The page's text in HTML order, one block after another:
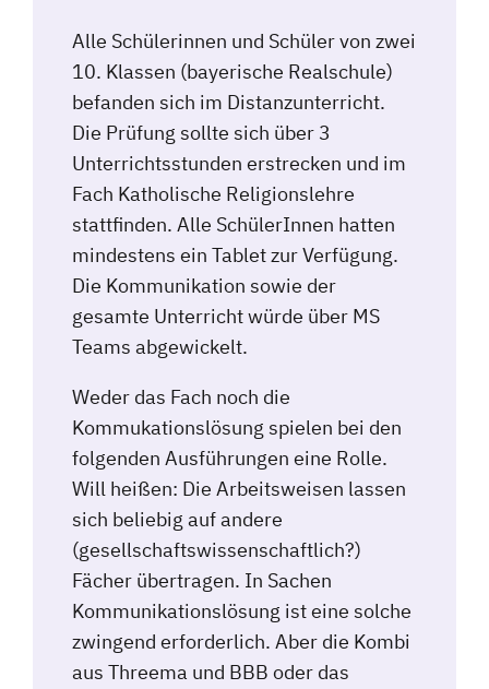
Alle Schülerinnen und Schüler von zwei
10. Klassen (bayerische Realschule)
befanden sich im Distanzunterricht.
Die Prüfung sollte sich über 3
Unterrichtsstunden erstrecken und im
Fach Katholische Religionslehre
stattfinden. Alle SchülerInnen hatten
mindestens ein Tablet zur Verfügung.
Die Kommunikation sowie der
gesamte Unterricht würde über MS
Teams abgewickelt.
Weder das Fach noch die
Kommukationslösung spielen bei den
folgenden Ausführungen eine Rolle.
Will heißen: Die Arbeitsweisen lassen
sich beliebig auf andere
(gesellschaftswissenschaftlich?)
Fächer übertragen. In Sachen
Kommunikationslösung ist eine solche
zwingend erforderlich. Aber die Kombi
aus Threema und BBB oder das